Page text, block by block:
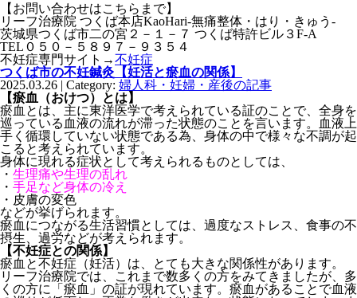
【お問い合わせはこちらまで】
リーフ治療院 つくば本店KaoHari-無痛整体・はり・きゅう-
茨城県つくば市二の宮２－１－７ つくば特許ビル３F-A
TEL０５０－５８９７－９３５４
不妊症専門サイト→不妊症
つくば市の不妊鍼灸【妊活と瘀血の関係】
2025.03.26 | Category: 婦人科・妊婦・産後の記事
【瘀血（おけつ）とは】
瘀血とは、主に東洋医学で考えられている証のことで、全身を
巡っている血液の流れが滞った状態のことを言います。血液上
手く循環していない状態である為、身体の中で様々な不調が起
こると考えられています。
身体に現れる症状として考えられるものとしては、
・ 生理痛や生理の乱れ
・ 手足など身体の冷え
・ 皮膚の変色
などが挙げられます。
瘀血につながる生活習慣としては、過度なストレス、食事の不
摂生、過労などが考えられます。
【不妊症との関係】
瘀血と不妊症（妊活）は、とても大きな関係性があります。
リーフ治療院では、これまで数多くの方をみてきましたが、多
くの方に「瘀血」の証が現れています。瘀血があることで血液